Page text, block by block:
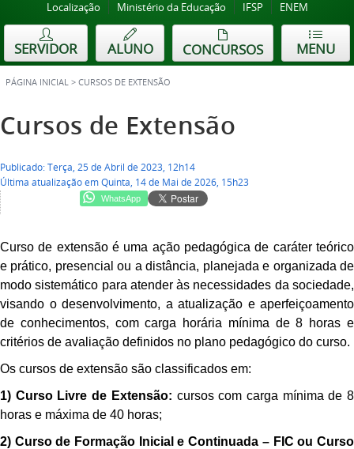
Localização
Ministério da Educação IFSP ENEM
PÁGINA INICIAL > CURSOS DE EXTENSÃO
SERVIDOR ALUNO CONCURSOS MENU
Cursos de Extensão
Publicado: Terça, 25 de Abril de 2023, 12h14
Última atualização em Quinta, 14 de Mai de 2026, 15h23
WhatsApp
Curso de extensão é uma ação pedagógica de caráterteórico
e prático, presencial ou a distância, planejada e organizada de
modo sistemático para atender às necessidades da sociedade,
visando o desenvolvimento, a atualização e aperfeiçoamento
de conhecimentos, com carga horária mínima de 8 horas e
critérios de avaliação definidos no plano pedagógico do curso.
Os cursos de extensão são classificados em:
1) Curso Livre de Extensão: cursos com carga mínima de 8
horas e máxima de 40 horas;
2) Curso de Formação Inicial e Continuada – FIC ou Curso